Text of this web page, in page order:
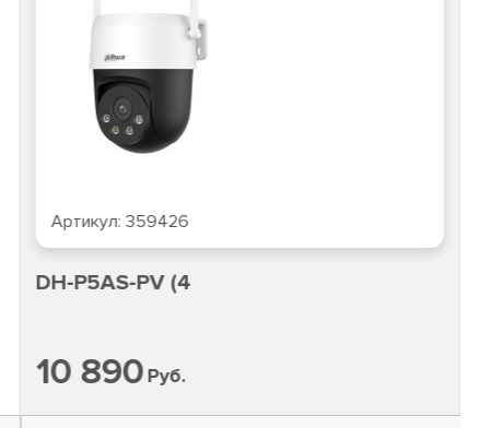
Артикул:359426
DH-P5AS-PV (4
10 890Руб.